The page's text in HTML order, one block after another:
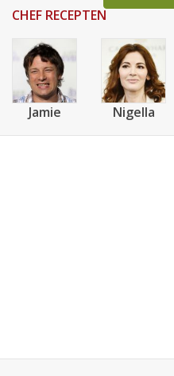
CHEF RECEPTEN
Jamie Nigella